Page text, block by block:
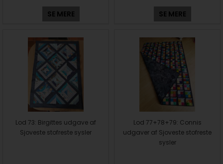
SE MERE SE MERE
Lod 73: Birgittes udgave af
Sjoveste stofreste sysler
Lod 77+78+79: Connis
udgaver af Sjoveste stofreste
sysler